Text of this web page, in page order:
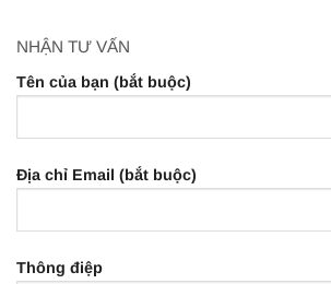
NHẬN TƯ VẤN
Tên của bạn (bắt buộc)
Địa chỉ Email (bắt buộc)
Thông điệp